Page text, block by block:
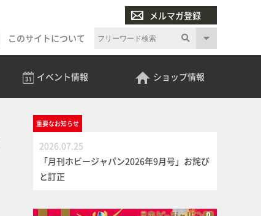
メルマガ登録
このサイトについて
イベント情報 ショップ情報
重要なお知らせ
2026.07.25
「月刊ホビージャパン2026年9月号」お詫び
と訂正